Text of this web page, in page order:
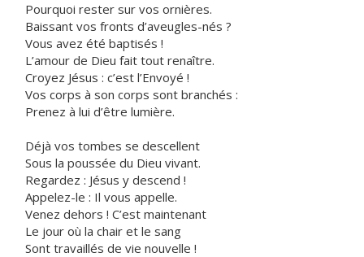
Pourquoi rester sur vos ornières.
Baissant vos fronts d’aveugles-nés ?
Vous avez été baptisés !
L’amour de Dieu fait tout renaître.
Croyez Jésus : c’est l’Envoyé !
Vos corps à son corps sont branchés :
Prenez à lui d’être lumière.
Déjà vos tombes se descellent
Sous la poussée du Dieu vivant.
Regardez : Jésus y descend !
Appelez-le : Il vous appelle.
Venez dehors ! C’est maintenant
Le jour où la chair et le sang
Sont travaillés de vie nouvelle !